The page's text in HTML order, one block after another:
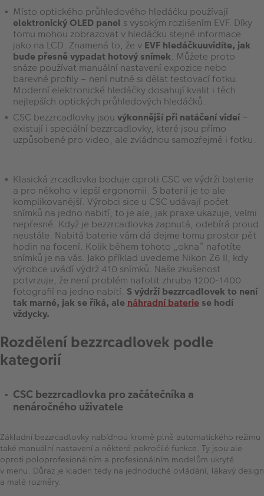
Místo optického průhledového hledáčku používají
elektronický OLED panel s vysokým rozlišením EVF. Díky
tomu mohou zobrazovat v hledáčku stejné informace
jako na LCD. Znamená to, že v EVF hledáčkuuvidíte, jak
bude přesně vypadat hotový snímek. Můžete proto
snáze používat manuální nastavení expozice nebo
barevné profily – není nutné si dělat testovací fotku.
Moderní elektronické hledáčky dosahují kvalit i těch
nejlepších optických průhledových hledáčků.
CSC bezzrcadlovky jsou výkonnější při natáčení videí –
existují i speciální bezzrcadlovky, které jsou přímo
uzpůsobené pro video, ale zvládnou samozřejmě i fotku.
Klasická zrcadlovka boduje oproti CSC ve výdrži baterie
a pro někoho v lepší ergonomii. S baterií je to ale
komplikovanější. Výrobci sice u CSC udávají počet
snímků na jedno nabití, to je ale, jak praxe ukazuje, velmi
nepřesné. Když je bezzrcadlovka zapnutá, odebírá proud
neustále. Nabitá baterie vám dá dejme tomu prostor pět
hodin na focení. Kolik během tohoto „okna“ nafotíte
snímků je na vás. Jako příklad uvedeme Nikon Z6 II, kdy
výrobce uvádí výdrž 410 snímků. Naše zkušenost
potvrzuje, že není problém nafotit zhruba 1200-1400
fotografií na jedno nabití. S výdrží bezzrcadlovek to není
tak marné, jak se říká, ale náhradní baterie se hodí
vždycky.
Rozdělení bezzrcadlovek podle
kategorií
CSC bezzrcadlovka pro začátečníka a
nenáročného uživatele
Základní bezzrcadlovky nabídnou kromě plně automatického režimu
také manuální nastavení a některé pokročilé funkce. Ty jsou ale
oproti poloprofesionálním a profesionálním modelům ukryté
v menu. Důraz je kladen tedy na jednoduché ovládání, lákavý design
a malé rozměry.